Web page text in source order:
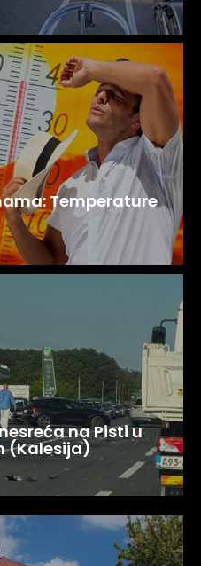
Temperature
na Pisti u
(Kalesija)